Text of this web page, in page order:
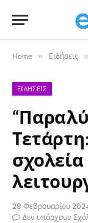
Home » Ειδήσεις »
ΕΙΔΉΣΕΙΣ
28 Φεβρουαρίου
Δεν υπάρχουν